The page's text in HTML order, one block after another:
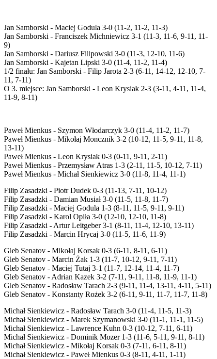
Jan Samborski - Maciej Godula 3-0 (11-2, 11-2, 11-3)
Jan Samborski - Franciszek Michniewicz 3-1 (11-3, 11-6, 9-11, 11-
9)
Jan Samborski - Dariusz Filipowski 3-0 (11-3, 12-10, 11-6)
Jan Samborski - Kajetan Lipski 3-0 (11-4, 11-2, 11-4)
1/2 finału: Jan Samborski - Filip Jarota 2-3 (6-11, 14-12, 12-10, 7-
11, 7-11)
O 3. miejsce: Jan Samborski - Leon Krysiak 2-3 (3-11, 4-11, 11-4,
11-9, 8-11)
Paweł Mienkus - Szymon Włodarczyk 3-0 (11-4, 11-2, 11-7)
Paweł Mienkus - Mikołaj Moncznik 3-2 (10-12, 11-5, 9-11, 11-8,
13-11)
Paweł Mienkus - Leon Krysiak 0-3 (0-11, 9-11, 2-11)
Paweł Mienkus - Przemysław Atras 1-3 (2-11, 11-5, 10-12, 7-11)
Paweł Mienkus - Michał Sienkiewicz 3-0 (11-8, 11-4, 11-1)
Filip Zasadzki - Piotr Dudek 0-3 (11-13, 7-11, 10-12)
Filip Zasadzki - Damian Musiał 3-0 (11-5, 11-8, 11-7)
Filip Zasadzki - Maciej Godula 1-3 (8-11, 11-5, 9-11, 9-11)
Filip Zasadzki - Karol Opiła 3-0 (12-10, 12-10, 11-8)
Filip Zasadzki - Artur Leitgeber 3-1 (8-11, 11-4, 12-10, 13-11)
Filip Zasadzki - Marcin Hrycaj 3-0 (11-5, 11-6, 11-9)
Gleb Senatov - Mikołaj Korsak 0-3 (6-11, 8-11, 6-11)
Gleb Senatov - Marcin Żak 1-3 (11-7, 10-12, 9-11, 7-11)
Gleb Senatov - Maciej Tutaj 3-1 (11-7, 12-14, 11-4, 11-7)
Gleb Senatov - Adrian Kazek 3-2 (7-11, 9-11, 11-8, 11-9, 11-1)
Gleb Senatov - Radosław Tarach 2-3 (9-11, 11-4, 13-11, 4-11, 5-11)
Gleb Senatov - Konstanty Rożek 3-2 (6-11, 9-11, 11-7, 11-7, 11-8)
Michał Sienkiewicz - Radosław Tarach 3-0 (11-4, 11-5, 11-3)
Michał Sienkiewicz - Marek Szymanowski 3-0 (11-1, 11-1, 11-5)
Michał Sienkiewicz - Lawrence Kuhn 0-3 (10-12, 7-11, 6-11)
Michał Sienkiewicz - Dominik Mozer 1-3 (11-6, 5-11, 9-11, 8-11)
Michał Sienkiewicz - Mikołaj Korsak 0-3 (7-11, 6-11, 8-11)
Michał Sienkiewicz - Paweł Mienkus 0-3 (8-11, 4-11, 1-11)